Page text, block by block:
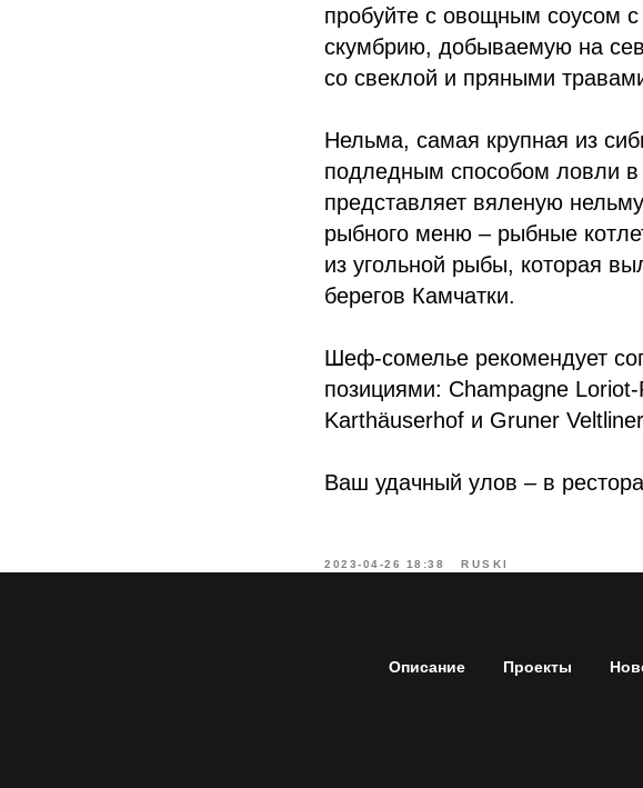
пробуйте с овощным соусом
скумбрию, добываемую на
со свеклой и пряными
Нельма, самая крупная из
подледным способом ловли
представляет вяленую
рыбного меню – рыбные
из угольной рыбы, которая
берегов Камчатки.
Шеф-сомелье рекомендует
позициями: Champagne
Karthäuserhof и Gruner
Ваш удачный улов – в
2023-04-26 18:38 RUSKI
Описание Проекты